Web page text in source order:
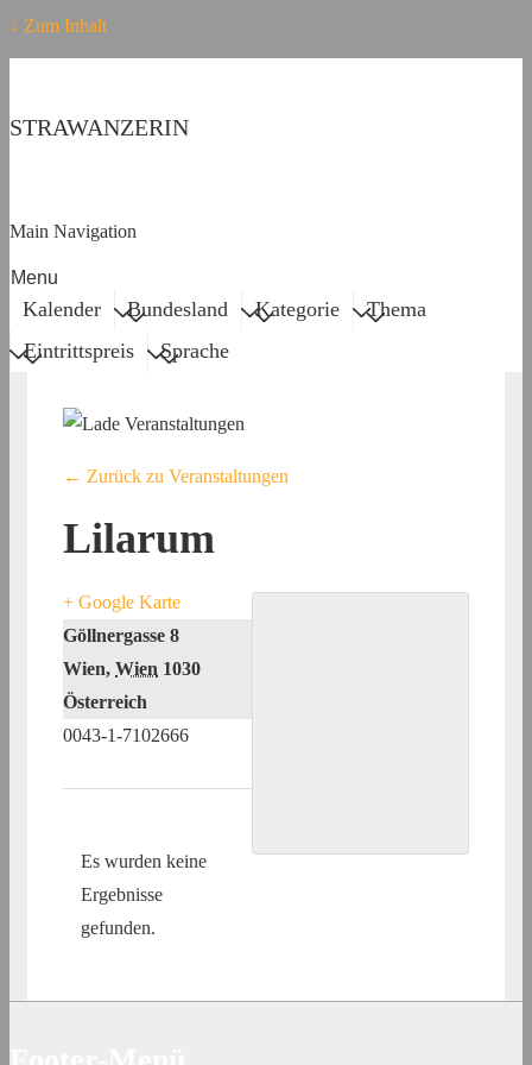
↓ Zum Inhalt
STRAWANZERIN
Main Navigation
Menu
Kalender Bundesland Kategorie
Thema
Eintrittspreis
Sprache
← Zurück zu Veranstaltungen
Lilarum
+ Google Karte
Göllnergasse 8
Wien, Wien 1030
Österreich
0043-1-7102666
Es wurden keine
Ergebnisse
gefunden.